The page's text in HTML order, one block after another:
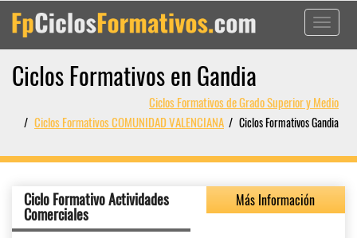
Toggle
Ciclos Formativos en Gandia
Ciclos Formativos de Grado Superior y Medio
Ciclos Formativos COMUNIDAD VALENCIANA
Ciclos Formativos Gandia
Ciclo Formativo Actividades
Comerciales
Más Información